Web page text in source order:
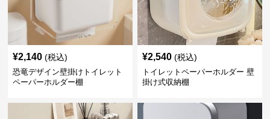
¥2,140 (税込)
恐竜デザイン壁掛けトイレット
ペーパーホルダー棚
¥2,540 (税込)
トイレットペーパーホルダー 壁
掛け式収納棚